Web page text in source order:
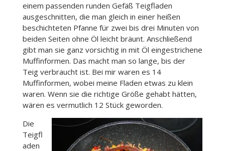
einem passenden runden Gefäß Teigfladen
ausgeschnitten, die man gleich in einer heißen
beschichteten Pfanne für zwei bis drei Minuten von
beiden Seiten ohne Öl leicht bräunt. Anschließend
gibt man sie ganz vorsichtig in mit Öl eingestrichene
Muffinformen. Das macht man so lange, bis der
Teig verbraucht ist. Bei mir waren es 14
Muffinformen, wobei meine Fladen etwas zu klein
waren. Wenn sie die richtige Größe gehabt hätten,
wären es vermutlich 12 Stück geworden.
Die
Teigfl
aden